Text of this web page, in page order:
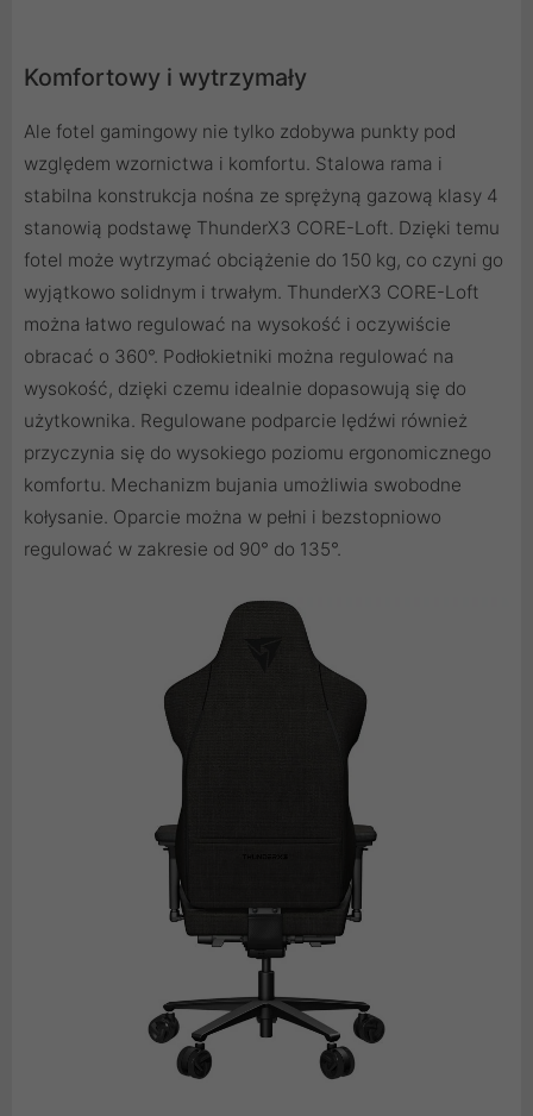
Komfortowy i wytrzymały
Ale fotel gamingowy nie tylko zdobywa punkty pod
względem wzornictwa i komfortu. Stalowa rama i
stabilna konstrukcja nośna ze sprężyną gazową klasy 4
stanowią podstawę ThunderX3 CORE-Loft. Dzięki temu
fotel może wytrzymać obciążenie do 150 kg, co czyni go
wyjątkowo solidnym i trwałym. ThunderX3 CORE-Loft
można łatwo regulować na wysokość i oczywiście
obracać o 360°. Podłokietniki można regulować na
wysokość, dzięki czemu idealnie dopasowują się do
użytkownika. Regulowane podparcie lędźwi również
przyczynia się do wysokiego poziomu ergonomicznego
komfortu. Mechanizm bujania umożliwia swobodne
kołysanie. Oparcie można w pełni i bezstopniowo
regulować w zakresie od 90° do 135°.